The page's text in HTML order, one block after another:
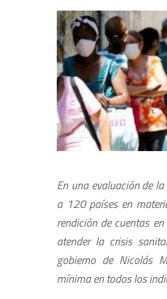
En una evaluación de
a 120 países en
rendición de cuentas
atender la crisis
gobierno de Nicolás
mínima en todos los